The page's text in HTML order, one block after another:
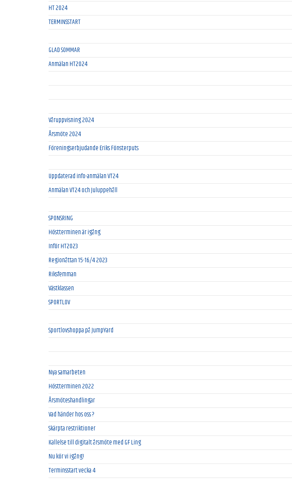
HT 2024
TERMINSSTART
GLAD SOMMAR
Anmälan HT2024
Våruppvisning 2024
Årsmöte 2024
Föreningserbjudande Eriks Fönsterputs
Uppdaterad info-anmälan VT24
Anmälan VT24 och Juluppehåll
SPONSRING
Höstterminen är igång
Inför HT2023
Regionåttan 15-16/4 2023
Riksfemman
Västklassen
SPORTLOV
Sportlovshoppa på JumpYard
Nya samarbeten
Höstterminen 2022
Årsmöteshandlingar
Vad händer hos oss ?
Skärpta restriktioner
Kallelse till digitalt årsmöte med GF Ling
Nu kör vi igång!
Terminsstart vecka 4